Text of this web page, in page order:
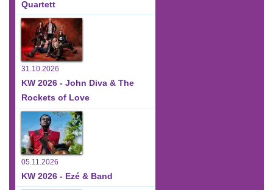
Quartett
31.10.2026
KW 2026 - John Diva & The
Rockets of Love
05.11.2026
KW 2026 - Ezé & Band